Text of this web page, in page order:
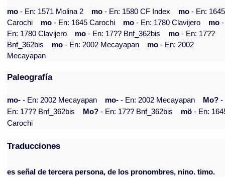
mo- En: 1571 Molina 2 mo- En: 1580 CF Index mo- En: 1645
Carochi
mo- En: 1645 Carochi mo- En: 1780 Clavijero mo-
En: 1780 Clavijero
mo- En: 17?? Bnf_362bis mo- En: 17??
Bnf_362bis
mo- En: 2002 Mecayapan mo- En: 2002
Mecayapan
Paleografía
mo- - En: 2002 Mecayapan mo- - En: 2002 Mecayapan Mo? -
En: 17?? Bnf_362bis
Mo? - En: 17?? Bnf_362bis mö - En:
Carochi
Traducciones
es señal de tercera persona, de los pronombres, nino. timo.